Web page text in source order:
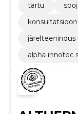
tartu
järelteenindus
alpha innotec